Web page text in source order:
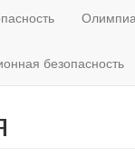
безопасность